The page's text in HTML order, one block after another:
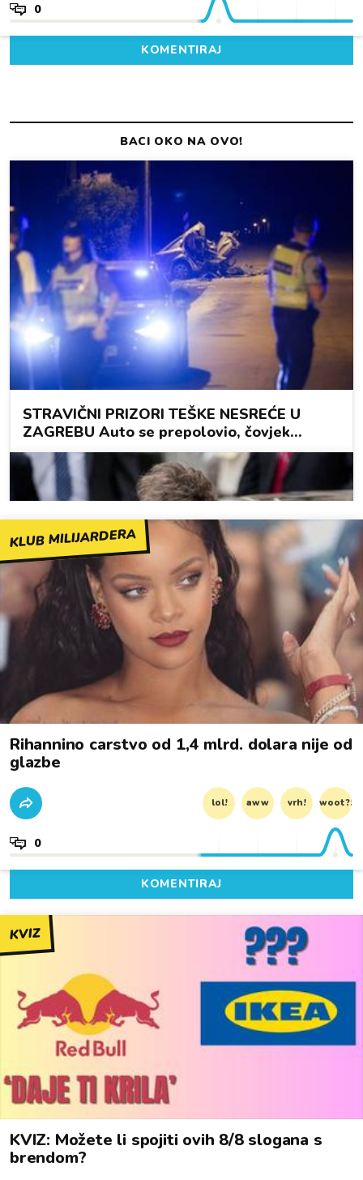
0
KOMENTIRAJ
KLUB MILIJARDERA
Rihannino carstvo od 1,4 mlrd. dolara nije od
glazbe
lol! aww vrh! woot?!
0
KOMENTIRAJ
KVIZ
KVIZ: Možete li spojiti ovih 8/8 slogana s
brendom?